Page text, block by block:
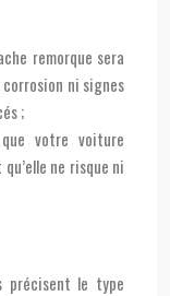
remorque sera
ni signes
;
votre voiture
ne risque ni
le type